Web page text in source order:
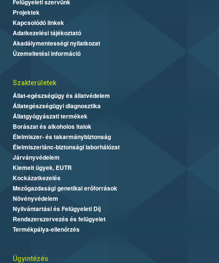
Felügyeleti szervünk
Projektek
Kapcsolódó linkek
Adatkezelési tájékoztató
Akadálymentességi nyilatkozat
Üzemeltetési információ
Szakterületek
Állat-egészségügy és állatvédelem
Állategészségügyi diagnosztika
Állatgyógyászati termékek
Borászat és alkoholos italok
Élelmiszer- és takarmánybiztonság
Élelmiszerlánc-biztonsági laborhálózat
Járványvédelem
Kiemelt ügyek, EUTR
Kockázatkezelés
Mezőgazdasági genetikai erőforrások
Növényvédelem
Nyilvántartási és Felügyeleti Díj
Rendszerszervezés és felügyelet
Termékpálya-ellenőrzés
Ügyintézés